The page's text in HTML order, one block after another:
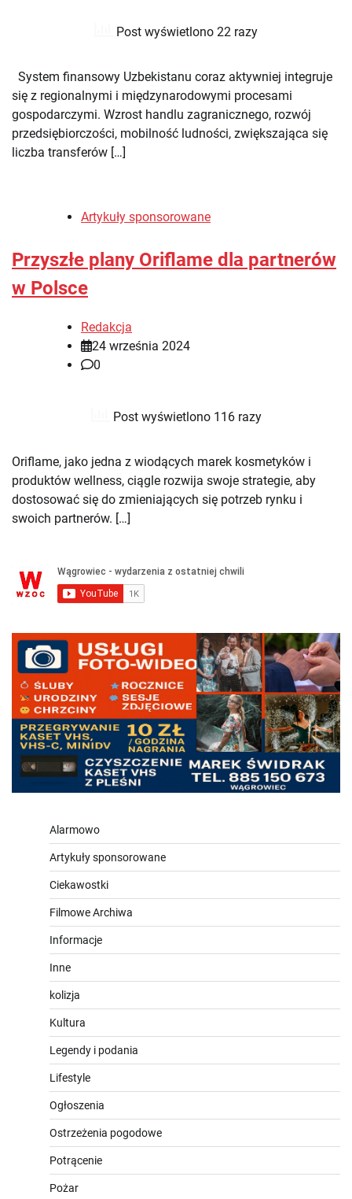
Post wyświetlono 22 razy
System finansowy Uzbekistanu coraz aktywniej integruje
się z regionalnymi i międzynarodowymi procesami
gospodarczymi. Wzrost handlu zagranicznego, rozwój
przedsiębiorczości, mobilność ludności, zwiększająca się
liczba transferów […]
Artykuły sponsorowane
Przyszłe plany Oriflame dla partnerów
w Polsce
Redakcja
24 września 2024
0
Post wyświetlono 116 razy
Oriflame, jako jedna z wiodących marek kosmetyków i
produktów wellness, ciągle rozwija swoje strategie, aby
dostosować się do zmieniających się potrzeb rynku i
swoich partnerów. […]
Alarmowo
Artykuły sponsorowane
Ciekawostki
Filmowe Archiwa
Informacje
Inne
kolizja
Kultura
Legendy i podania
Lifestyle
Ogłoszenia
Ostrzeżenia pogodowe
Potrącenie
Pożar